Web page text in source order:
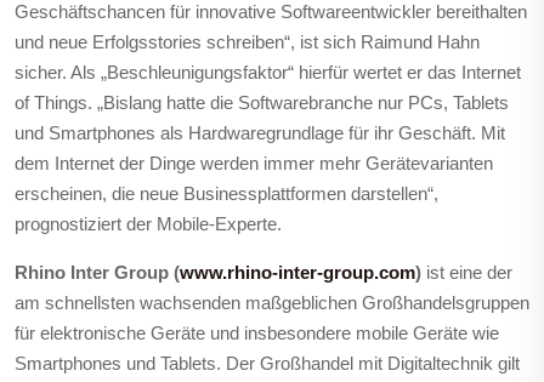
Geschäftschancen für innovative Softwareentwickler bereithalten
und neue Erfolgsstories schreiben“, ist sich Raimund Hahn
sicher. Als „Beschleunigungsfaktor“ hierfür wertet er das Internet
of Things. „Bislang hatte die Softwarebranche nur PCs, Tablets
und Smartphones als Hardwaregrundlage für ihr Geschäft. Mit
dem Internet der Dinge werden immer mehr Gerätevarianten
erscheinen, die neue Businessplattformen darstellen“,
prognostiziert der Mobile-Experte.
Rhino Inter Group (www.rhino-inter-group.com) ist eine der
am schnellsten wachsenden maßgeblichen Großhandelsgruppen
für elektronische Geräte und insbesondere mobile Geräte wie
Smartphones und Tablets. Der Großhandel mit Digitaltechnik gilt